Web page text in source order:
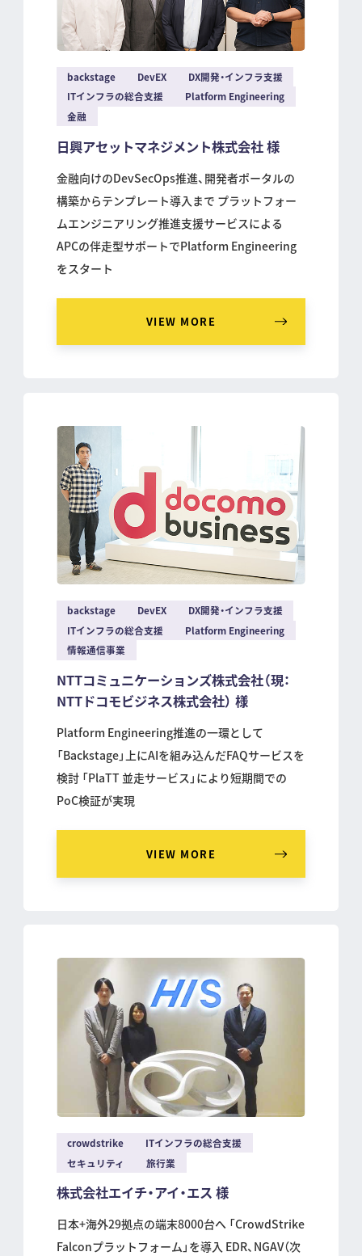
backstage DevEX
DX開発・インフラ支援
ITインフラの総合支援
Platform Engineering
金融
日興アセットマネジメント株式会社 様
金融向けのDevSecOps推進、開発者ポータルの
構築からテンプレート導入まで プラットフォー
ムエンジニアリング推進支援サービスによる
APCの伴走型サポートでPlatform Engineering
をスタート
VIEW MORE
backstage DevEX
DX開発・インフラ支援
ITインフラの総合支援
Platform Engineering
情報通信事業
NTTコミュニケーションズ株式会社（現：
NTTドコモビジネス株式会社） 様
Platform Engineering推進の一環として
「Backstage」上にAIを組み込んだFAQサービスを
検討 「PlaTT 並走サービス」により短期間での
PoC検証が実現
VIEW MORE
crowdstrike
ITインフラの総合支援
セキュリティ
旅行業
株式会社エイチ・アイ・エス 様
日本+海外29拠点の端末8000台へ 「CrowdStrike
Falconプラットフォーム」を導入 EDR、NGAV（次